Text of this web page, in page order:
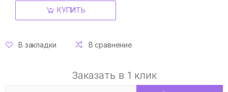
КУПИТЬ
В закладки В сравнение
Заказать в 1 клик